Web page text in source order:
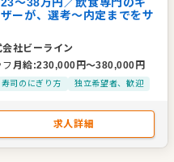
ーが、選考～内定までをサ
会社ビーライン
月給:230,000 円〜380,000 円
寿司のにぎり方 独立希望者、歓迎
求人詳細